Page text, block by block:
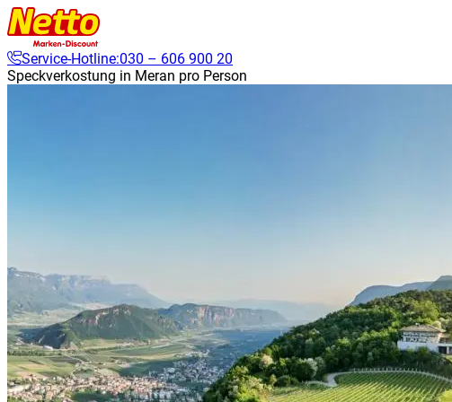
Service-Hotline:030 – 606 900 20
Speckverkostung in Meran pro Person